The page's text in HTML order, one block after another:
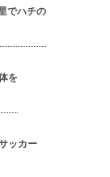
でハチの
を
ッカー